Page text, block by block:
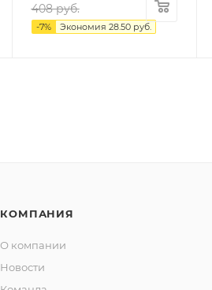
408руб.
-7% Экономия 28.50руб.
КОМПАНИЯ
О компании
Новости